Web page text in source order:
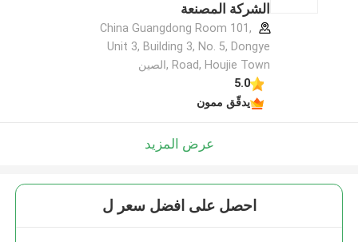
الشركة المصنعة
China Guangdong Room 101,
Unit 3, Building 3, No. 5, Dongye
Road, Houjie Town ,الصين
5.0
يدقّق ممون
عرض المزيد
احصل على افضل سعر ل